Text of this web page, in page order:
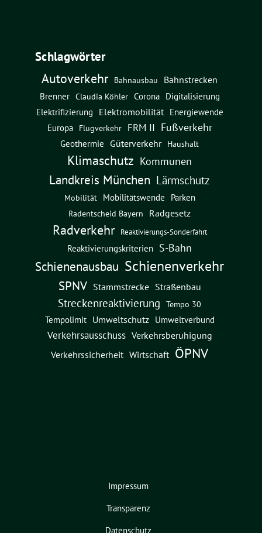
Schlagwörter
Autoverkehr Bahnausbau
Bahnstrecken
Brenner Claudia Köhler Corona
Digitalisierung
Elektrifizierung
Elektromobilität Energiewende
Europa Flugverkehr FRM II Fußverkehr
Geothermie Güterverkehr Haushalt
Klimaschutz Kommunen
Landkreis München Lärmschutz
Mobilität Mobilitätswende Parken
Radentscheid Bayern Radgesetz
Radverkehr Reaktivierungs-Sonderfahrt
Reaktivierungskriterien S-Bahn
Schienenausbau Schienenverkehr
SPNV Stammstrecke Straßenbau
Streckenreaktivierung Tempo 30
Tempolimit Umweltschutz Umweltverbund
Verkehrsausschuss Verkehrsberuhigung
Verkehrssicherheit Wirtschaft ÖPNV
Impressum
Transparenz
Datenschutz